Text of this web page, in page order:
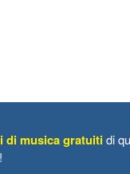
di musica gratuiti di